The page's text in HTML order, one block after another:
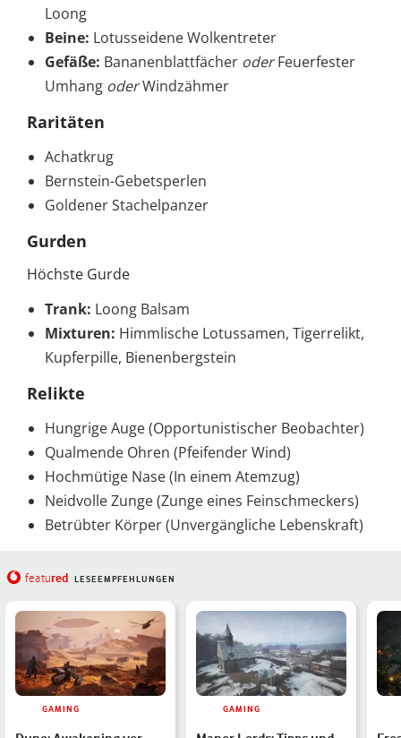
Loong
Beine: Lotusseidene Wolkentreter
Gefäße: Bananenblattfächer oderFeuerfester
Umhang oderWindzähmer
Raritäten
Achatkrug
Bernstein-Gebetsperlen
Goldener Stachelpanzer
Gurden
Höchste Gurde
Trank: Loong Balsam
Mixturen: Himmlische Lotussamen, Tigerrelikt,
Kupferpille, Bienenbergstein
Relikte
Hungrige Auge (Opportunistischer Beobachter)
Qualmende Ohren (Pfeifender Wind)
Hochmütige Nase (In einem Atemzug)
Neidvolle Zunge (Zunge eines Feinschmeckers)
Betrübter Körper (Unvergängliche Lebenskraft)
featured LESEEMPFEHLUNGEN
GAMING GAMING